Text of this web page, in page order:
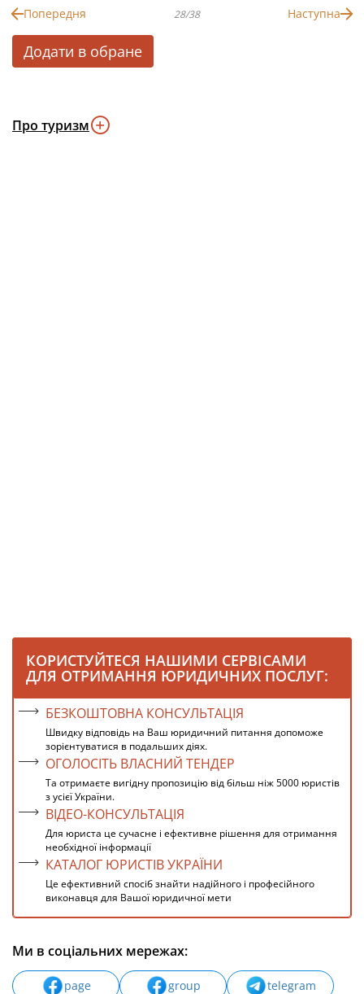
Попередня 28/38 Наступна
Додати в обране
Про туризм
КОРИСТУЙТЕСЯ НАШИМИ СЕРВІСАМИ
ДЛЯ ОТРИМАННЯ ЮРИДИЧНИХ ПОСЛУГ:
БЕЗКОШТОВНА КОНСУЛЬТАЦІЯ
Швидку відповідь на Ваш юридичний питання допоможе
зорієнтуватися в подальших діях.
ОГОЛОСІТЬ ВЛАСНИЙ ТЕНДЕР
Та отримаєте вигідну пропозицію від більш ніж 5000 юристів
з усієї України.
ВІДЕО-КОНСУЛЬТАЦІЯ
Для юриста це сучасне і ефективне рішення для отримання
необхідної інформації
КАТАЛОГ ЮРИСТІВ УКРАЇНИ
Це ефективний спосіб знайти надійного і професійного
виконавця для Вашої юридичної мети
Ми в соціальних мережах:
page group
telegram